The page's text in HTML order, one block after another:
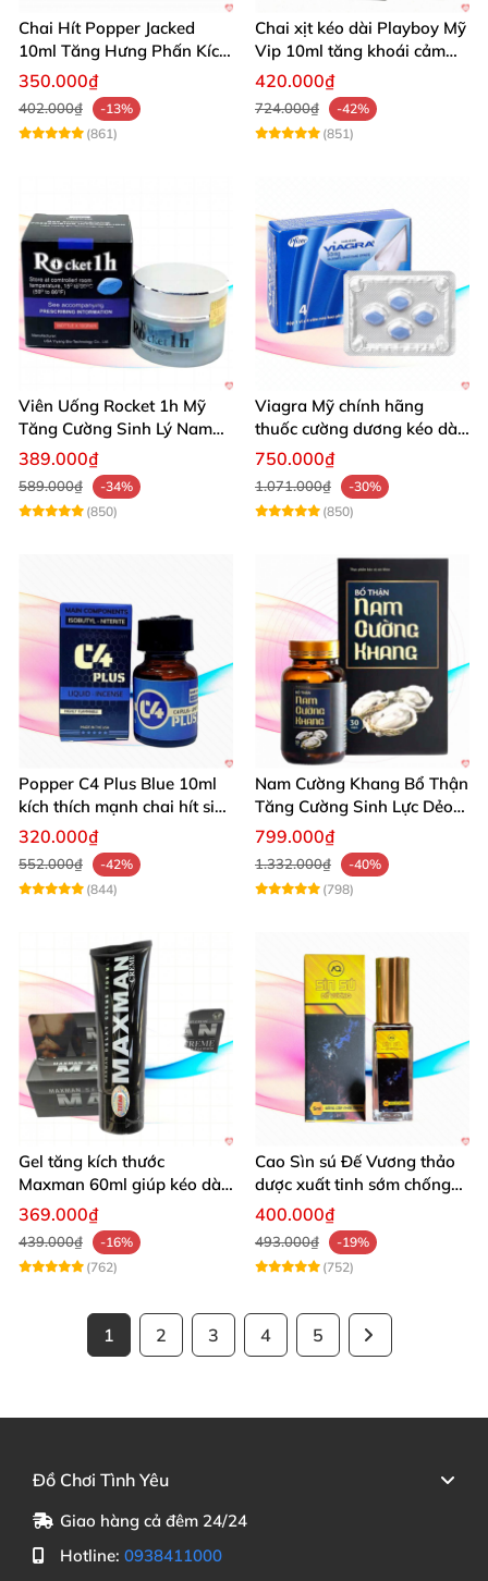
Chai Hít Popper Jacked
10ml Tăng Hưng Phấn Kích
Thích Mạnh Mẽ
350.000₫
402.000₫
-13%
(861)
Chai xịt kéo dài Playboy Mỹ
Vip 10ml tăng khoái cảm
nam
420.000₫
724.000₫
-42%
(851)
Viên Uống Rocket 1h Mỹ
Tăng Cường Sinh Lý Nam
Hỗ Trợ Mạnh
389.000₫
589.000₫
-34%
(850)
Viagra Mỹ chính hãng
thuốc cường dương kéo dài
thời gian hiệu quả cho Nam
750.000₫
1.071.000₫
-30%
(850)
Popper C4 Plus Blue 10ml
kích thích mạnh chai hít siêu
đỉnh
320.000₫
552.000₫
-42%
(844)
Nam Cường Khang Bổ Thận
Tăng Cường Sinh Lực Dẻo
Dai Mạnh Mẽ
799.000₫
1.332.000₫
-40%
(798)
Gel tăng kích thước
Maxman 60ml giúp kéo dài
thời gian quan hệ hiệu quả
369.000₫
439.000₫
-16%
(762)
Cao Sìn sú Đế Vương thảo
dược xuất tinh sớm chống
hiệu quả nhất
400.000₫
493.000₫
-19%
(752)
1 2 3 4 5
Đồ Chơi Tình Yêu
Giao hàng cả đêm 24/24
Hotline: 0938411000